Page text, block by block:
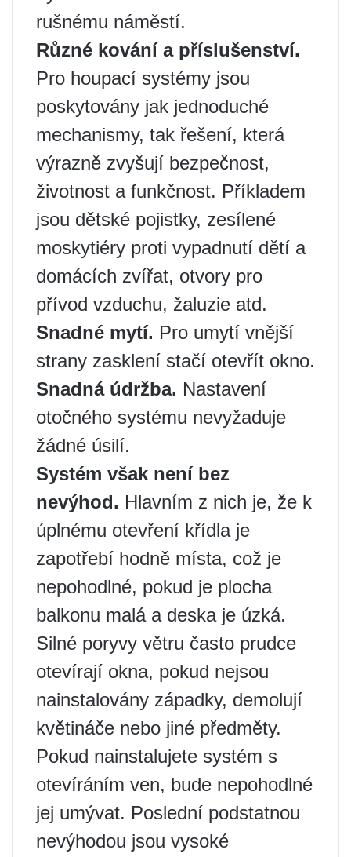
rušnému náměstí.
Různé kování a příslušenství.
Pro houpací systémy jsou
poskytovány jak jednoduché
mechanismy, tak řešení, která
výrazně zvyšují bezpečnost,
životnost a funkčnost. Příkladem
jsou dětské pojistky, zesílené
moskytiéry proti vypadnutí dětí a
domácích zvířat, otvory pro
přívod vzduchu, žaluzie atd.
Snadné mytí. Pro umytí vnější
strany zasklení stačí otevřít okno.
Snadná údržba. Nastavení
otočného systému nevyžaduje
žádné úsilí.
Systém však není bez
nevýhod. Hlavním z nich je, že k
úplnému otevření křídla je
zapotřebí hodně místa, což je
nepohodlné, pokud je plocha
balkonu malá a deska je úzká.
Silné poryvy větru často prudce
otevírají okna, pokud nejsou
nainstalovány západky, demolují
květináče nebo jiné předměty.
Pokud nainstalujete systém s
otevíráním ven, bude nepohodlné
jej umývat. Poslední podstatnou
nevýhodou jsou vysoké